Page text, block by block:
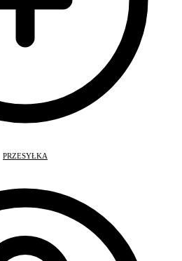
PRZESYŁKA